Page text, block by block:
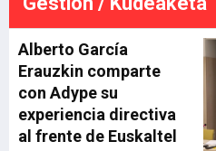
Alberto García
Erauzkin comparte
con Adype su
experiencia directiva
al frente de Euskaltel